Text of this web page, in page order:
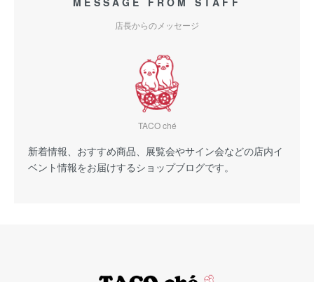
店長からのメッセージ
TACO ché
新着情報、おすすめ商品、展覧会やサイン会などの店内イ
ベント情報をお届けするショップブログです。